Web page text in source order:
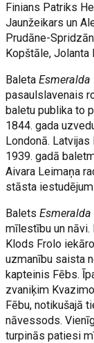
Finians Patriks
Jaunžeikars un
Prudāne-
Kopštāle, Jolanta
BaletaEsmeralda
pasaulslavenais
baletu publika to
1844. gada
Londonā.
1939. gadā
Aivara Leimaņa
stāsta
BaletsEsmeralda
mīlestību un
Klods Frolo
uzmanību saista
kapteinis Fēbs.
zvaniķim
Fēbu, notikušajā
nāvessods.
turpinās patiesi